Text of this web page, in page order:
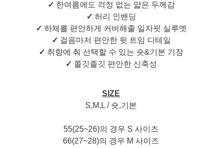
✓ 한여름에도 걱정 없는 얇은 두께감
✓ 허리 인밴딩
✓ 하체를 편안하게 커버해줄 일자핏 실루엣
✓ 걸음마저 편안한 뒷 트임 디테일
✓ 취향에 춰 선택할 수 있는 숏&기본 기장
✓ 쫄깃졸깃 편안한 신축성
SIZE
S,M,L / 숏,기본
55(25~26)의 경우 S 사이즈
66(27~28)의 경우 M 사이즈